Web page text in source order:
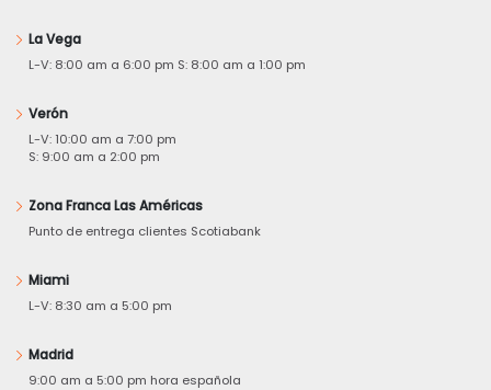
La Vega
L-V: 8:00 am a 6:00 pm S: 8:00 am a 1:00 pm
Verón
L-V: 10:00 am a 7:00 pm
S: 9:00 am a 2:00 pm
Zona Franca Las Américas
Punto de entrega clientes Scotiabank
Miami
L-V: 8:30 am a 5:00 pm
Madrid
9:00 am a 5:00 pm hora española